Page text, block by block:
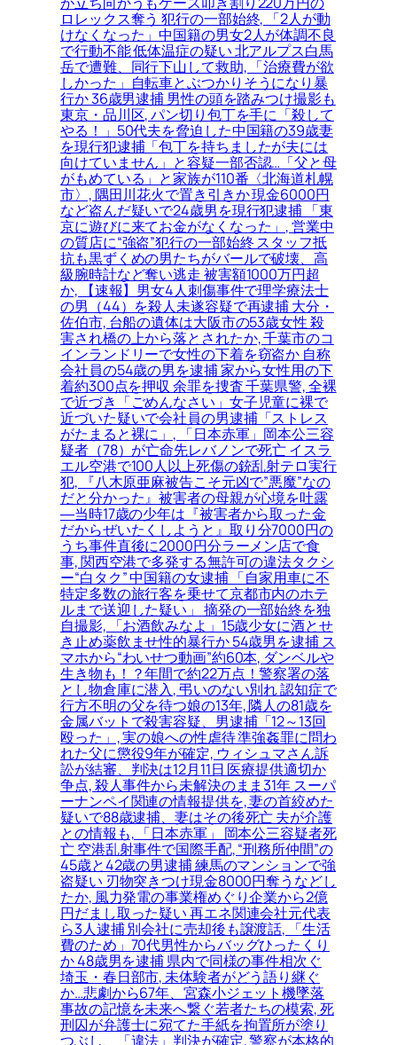
ロレックス奪う 犯行の一部始終, 「2人が動
けなくなった」中国籍の男女2人が体調不良
で行動不能 低体温症の疑い 北アルプス白馬
岳で遭難、同行下山して救助, 「治療費が欲
しかった」自転車とぶつかりそうになり暴
行か 36歳男逮捕 男性の頭を踏みつけ撮影も
東京・品川区, パン切り包丁を手に「殺して
やる！」50代夫を脅迫した中国籍の39歳妻
を現行犯逮捕「包丁を持ちましたが夫には
向けていません」と容疑一部否認…「父と母
がもめている」と家族が110番〈北海道札幌
市〉, 隅田川花火で置き引きか 現金6000円
など盗んだ疑いで24歳男を現行犯逮捕 「東
京に遊びに来てお金がなくなった」, 営業中
の質店に“強盗”犯行の一部始終 スタッフ抵
抗も黒ずくめの男たちがバールで破壊、高
級腕時計など奪い逃走 被害額1000万円超
か, 【速報】男女4人刺傷事件で理学療法士
の男（44）を殺人未遂容疑で再逮捕 大分・
佐伯市, 台船の遺体は大阪市の53歳女性 殺
害され橋の上から落とされたか, 千葉市のコ
インランドリーで女性の下着を窃盗か 自称
会社員の54歳の男を逮捕 家から女性用の下
着約300点を押収 余罪を捜査 千葉県警, 全裸
で近づき「ごめんなさい」女子児童に裸で
近づいた疑いで会社員の男逮捕「ストレス
がたまると裸に」, 「日本赤軍」岡本公三容
疑者（78）が亡命先レバノンで死亡 イスラ
エル空港で100人以上死傷の銃乱射テロ実行
犯, 『八木原亜麻被告こそ元凶で”悪魔”なの
だと分かった』被害者の母親が心境を吐露
―当時17歳の少年は『被害者から取った金
だからぜいたくしようと』取り分7000円の
うち事件直後に2000円分ラーメン店で食
事, 関西空港で多発する無許可の違法タクシ
ー“白タク” 中国籍の女逮捕 「自家用車に不
特定多数の旅行客を乗せて京都市内のホテ
ルまで送迎した疑い」 摘発の一部始終を独
自撮影, 「お酒飲みなよ」15歳少女に酒とせ
き止め薬飲ませ性的暴行か 54歳男を逮捕 ス
マホから“わいせつ動画”約60本, ダンベルや
生き物も！？年間で約22万点！警察署の落
とし物倉庫に潜入, 弔いのない別れ 認知症で
行方不明の父を待つ娘の13年, 隣人の81歳を
金属バットで殺害容疑、男逮捕「12～13回
殴った」, 実の娘への性虐待 準強姦罪に問わ
れた父に懲役9年が確定, ウィシュマさん訴
訟が結審、判決は12月11日 医療提供適切か
争点, 殺人事件から未解決のまま31年 スーパ
ーナンペイ関連の情報提供を, 妻の首絞めた
疑いで88歳逮捕、妻はその後死亡 夫が介護
との情報も, 「日本赤軍」 岡本公三容疑者死
亡 空港乱射事件で国際手配, “刑務所仲間”の
45歳と42歳の男逮捕 練馬のマンションで強
盗疑い 刃物突きつけ現金8000円奪うなどし
たか, 風力発電の事業権めぐり企業から2億
円だまし取った疑い 再エネ関連会社元代表
ら3人逮捕 別会社に売却後も譲渡話, 「生活
費のため」70代男性からバッグひったくり
か 48歳男を逮捕 県内で同様の事件相次ぐ
埼玉・春日部市, 未体験者がどう語り継ぐ
か…悲劇から67年、宮森小ジェット機墜落
事故の記憶を未来へ繋ぐ若者たちの模索, 死
刑囚が弁護士に宛てた手紙を拘置所が塗り
つぶし、「違法」判決が確定, 警察が本格的